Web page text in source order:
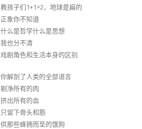
教孩子们1+1=2，地球是扁的
正象你不知道
什么是哲学什么是思想
我也分不清
戏剧角色和生活本身的区别
你解剖了人类的全部语言
剔净所有的肉
挤出所有的血
只留下骨头和筋
供那些蜂拥而至的饿狗